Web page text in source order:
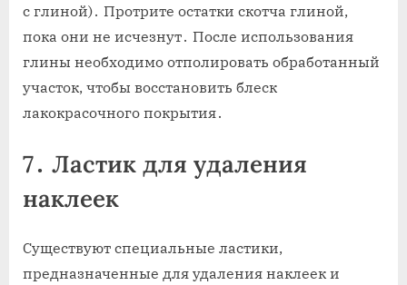
с глиной)․ Протрите остатки скотча глиной‚
пока они не исчезнут․ После использования
глины необходимо отполировать обработанный
участок‚ чтобы восстановить блеск
лакокрасочного покрытия․
7․ Ластик для удаления
наклеек
Существуют специальные ластики‚
предназначенные для удаления наклеек и